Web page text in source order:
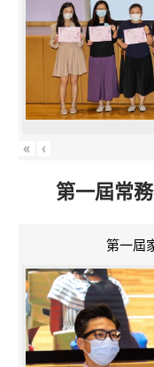
« ‹
第一屆常
第一屆